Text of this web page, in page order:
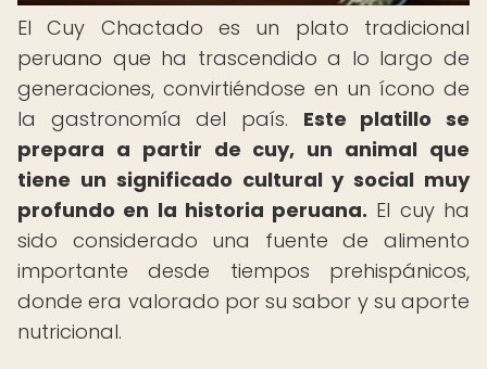
El Cuy Chactado es un plato tradicional
peruano que ha trascendido a lo largo de
generaciones, convirtiéndose en un ícono de
la gastronomía del país. Este platillo se
prepara a partir de cuy, un animal que
tiene un significado cultural y social muy
profundo en la historia peruana. El cuy ha
sido considerado una fuente de alimento
importante desde tiempos prehispánicos,
donde era valorado por su sabor y su aporte
nutricional.